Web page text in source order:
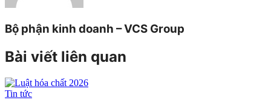
Bộ phận kinh doanh – VCS Group
Bài viết liên quan
Tin tức